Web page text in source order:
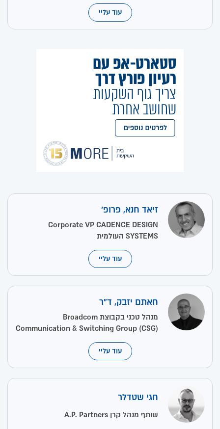
עוד עליי
זיאד חנא, פרופ'
Corporate VP CADENCE DESIGN
SYSTEMS העולמית
עוד עליי
חאתם יזבק, ד"ר
מנהל טכני בקבוצת Broadcom
Communication & Switching Group (CSG)
עוד עליי
חגי שטדלר
שותף מנהל קרן A.P. Partners